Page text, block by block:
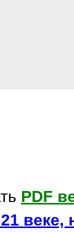
PDF
веке,